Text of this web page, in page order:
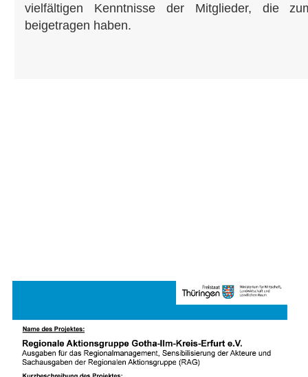
vielfältigen Kenntnisse der Mitglieder, die
beigetragen haben.